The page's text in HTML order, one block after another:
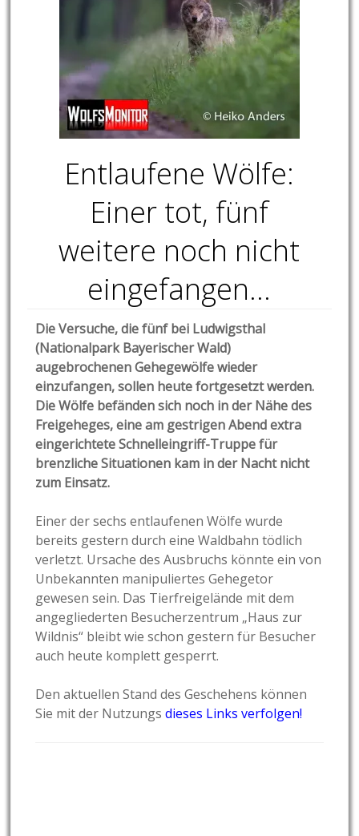
Entlaufene Wölfe:
Einer tot, fünf
weitere noch nicht
eingefangen…
Die Versuche, die fünf bei Ludwigsthal
(Nationalpark Bayerischer Wald)
augebrochenen Gehegewölfe wieder
einzufangen, sollen heute fortgesetzt werden.
Die Wölfe befänden sich noch in der Nähe des
Freigeheges, eine am gestrigen Abend extra
eingerichtete Schnelleingriff-Truppe für
brenzliche Situationen kam in der Nacht nicht
zum Einsatz.
Einer der sechs entlaufenen Wölfe wurde
bereits gestern durch eine Waldbahn tödlich
verletzt. Ursache des Ausbruchs könnte ein von
Unbekannten manipuliertes Gehegetor
gewesen sein. Das Tierfreigelände mit dem
angegliederten Besucherzentrum „Haus zur
Wildnis“ bleibt wie schon gestern für Besucher
auch heute komplett gesperrt.
Den aktuellen Stand des Geschehens können
Sie mit der Nutzungsdieses Links verfolgen!